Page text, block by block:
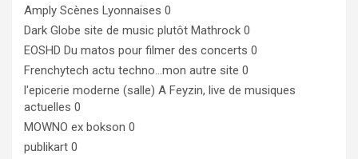
Amply Scènes Lyonnaises 0
Dark Globe site de music plutôt Mathrock 0
EOSHD Du matos pour filmer des concerts 0
Frenchytech actu techno…mon autre site 0
l'epicerie moderne (salle) A Feyzin, live de musiques
actuelles 0
MOWNO ex bokson 0
publikart 0